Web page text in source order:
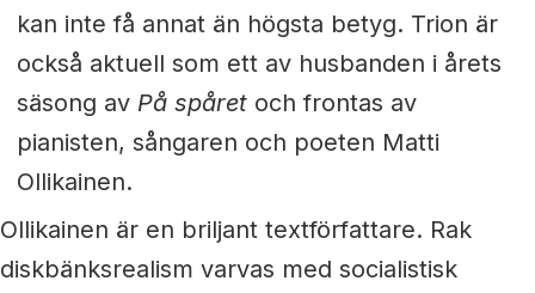
kan inte få annat än högsta betyg. Trion är
också aktuell som ett av husbanden i årets
säsong av På spåretoch frontas av
pianisten, sångaren och poeten Matti
Ollikainen.
Ollikainen är en briljant textförfattare. Rak
diskbänksrealism varvas med socialistisk